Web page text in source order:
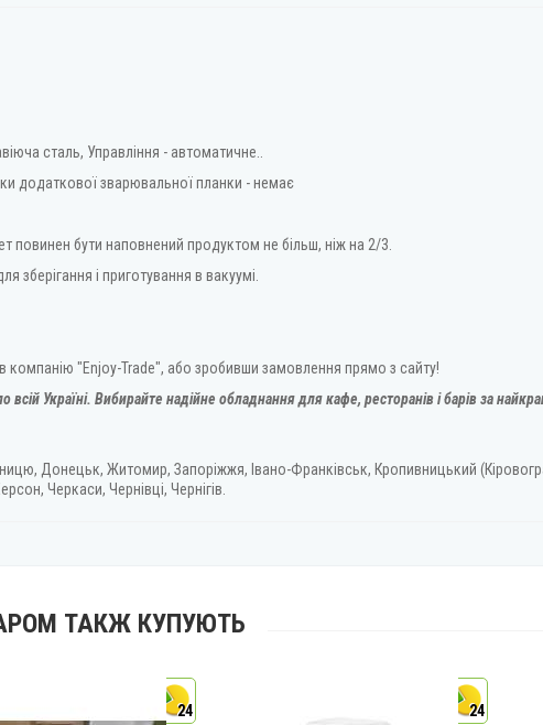
сталь, Управління - автоматичне..
додаткової зварювальної планки - немає
повинен бути наповнений продуктом не більш, ніж на 2/3.
зберігання і приготування в вакуумі.
компанію "Enjoy-Trade", або зробивши замовлення прямо з сайту!
Україні. Вибирайте надійне обладнання для кафе, ресторанів і барів за
Донецьк, Житомир, Запоріжжя, Івано-Франківськ, Кропивницький
Черкаси, Чернівці, Чернігів.
ТАКЖ КУПУЮТЬ
24 24